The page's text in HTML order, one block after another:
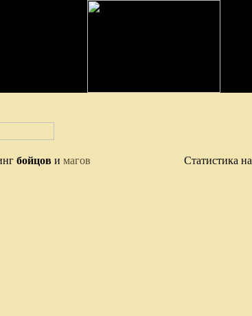
бойцов и магов Статистика на